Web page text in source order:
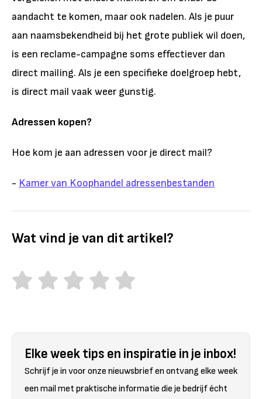
aandacht te komen, maar ook nadelen. Als je puur
aan naamsbekendheid bij het grote publiek wil doen,
is een reclame-campagne soms effectiever dan
direct mailing. Als je een specifieke doelgroep hebt,
is direct mail vaak weer gunstig.
Adressen kopen?
Hoe kom je aan adressen voor je direct mail?
- Kamer van Koophandel adressenbestanden
Wat vind je van dit artikel?
Elke week tips en inspiratie in je inbox!
Schrijf je in voor onze nieuwsbrief en ontvang elke week
een mail met praktische informatie die je bedrijf écht